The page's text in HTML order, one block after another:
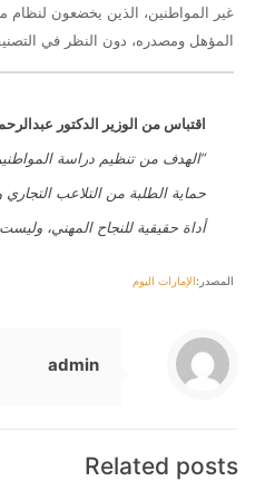
غير المواطنين، الذين يخضعون
المؤهل ومصدره، دون النظر في
اقتباس من الوزير الدكتور
“الهدف من تنظيم دراسة
حماية الطلبة من التلاعب
أداة حقيقية للنجاح المهني،
المصدر:الإمارات اليوم
admin
Related posts